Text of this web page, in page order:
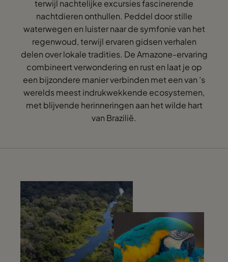
terwijl nachtelijke excursies fascinerende
nachtdieren onthullen. Peddel door stille
waterwegen en luister naar de symfonie van het
regenwoud, terwijl ervaren gidsen verhalen
delen over lokale tradities. De Amazone-ervaring
combineert verwondering en rust en laat je op
een bijzondere manier verbinden met een van ’s
werelds meest indrukwekkende ecosystemen,
met blijvende herinneringen aan het wilde hart
van Brazilië.